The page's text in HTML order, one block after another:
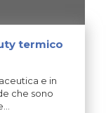
termico
e in
che sono